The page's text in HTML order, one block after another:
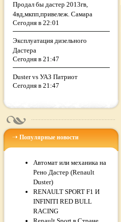
Продал бы дастер 2013гв,
4вд,мкпп,привележ. Самара
Сегодня в 22:01
Эксплуатация дизельного
Дастера
Сегодня в 21:47
Duster vs УАЗ Патриот
Сегодня в 21:47
Популярные новости
Автомат или механика на
Рено Дастер (Renault
Duster)
RENAULT SPORT F1 И
INFINITI RED BULL
RACING